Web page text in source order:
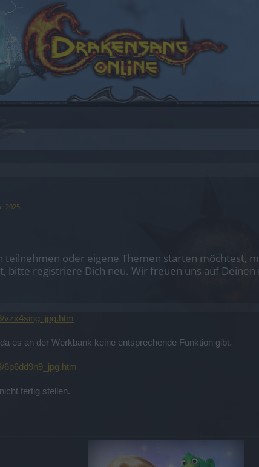
2025.
oder eigene Themen starten möchtest,
bitte registriere Dich neu. Wir freuen uns auf
vzx4sing_jpg.htm
es an der Werkbank keine entsprechende Funktion gibt.
6p6dd9n9_jpg.htm
fertig stellen.